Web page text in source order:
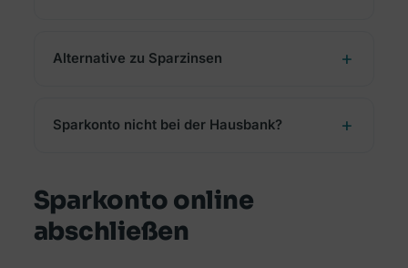
Alternative zu Sparzinsen
Sparkonto nicht bei der Hausbank?
Sparkonto online
abschließen